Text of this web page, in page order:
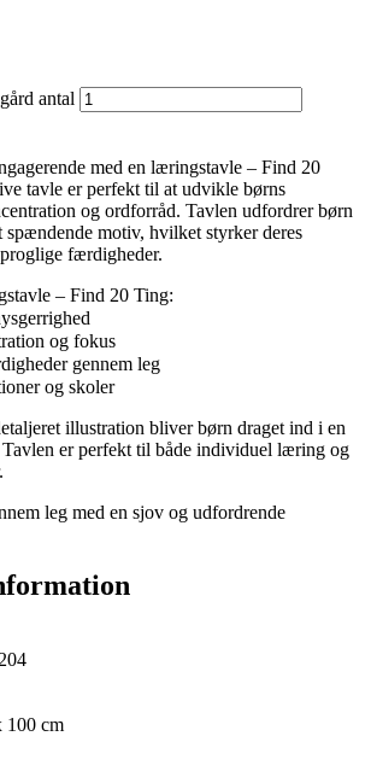
antal
med en læringstavle – Find 20
tavle er perfekt til at udvikle børns
og ordforråd. Tavlen udfordrer børn
motiv, hvilket styrker deres
færdigheder.
– Find 20 Ting:
og fokus
gennem leg
og skoler
illustration bliver børn draget ind i en
Tavlen er perfekt til både individuel læring og
leg med en sjov og udfordrende
100 cm